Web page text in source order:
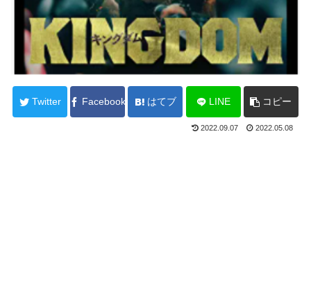
Twitter Facebook はてブ LINE コピー
2022.09.07 2022.05.08